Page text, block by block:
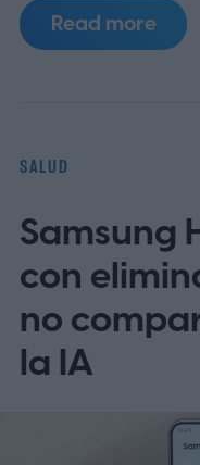
porque se ha
Cyclospora
Read more
SALUD
Samsung
con
no
la IA